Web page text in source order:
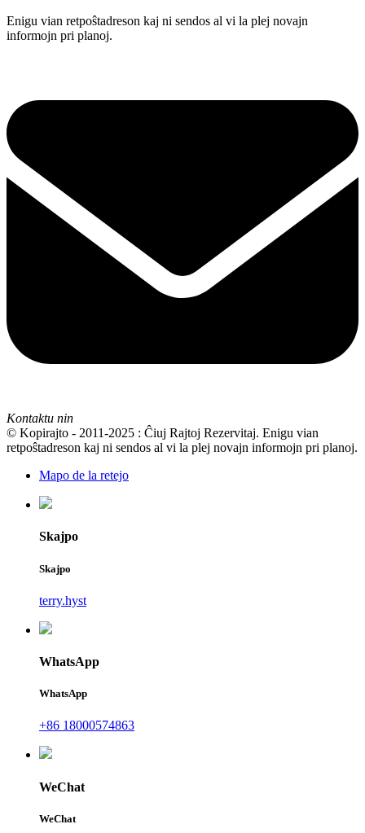
Enigu vian retpoŝtadreson kaj ni sendos al vi la plej novajn
informojn pri planoj.
Kontaktu nin
© Kopirajto - 2011-2025 : Ĉiuj Rajtoj Rezervitaj. Enigu vian
retpoŝtadreson kaj ni sendos al vi la plej novajn informojn pri planoj.
Mapo de la retejo
Skajpo
Skajpo
terry.hyst
WhatsApp
WhatsApp
+86 18000574863
WeChat
WeChat